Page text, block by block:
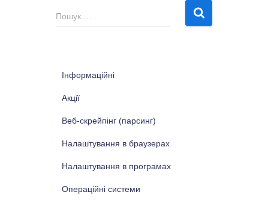
П
о
Пошук …
Інформаційні
Акції
Веб-скрейпінг (парсинг)
Налаштування в браузерах
Налаштування в програмах
Операційні системи